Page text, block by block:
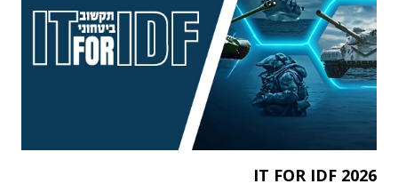
IT FOR IDF 2026